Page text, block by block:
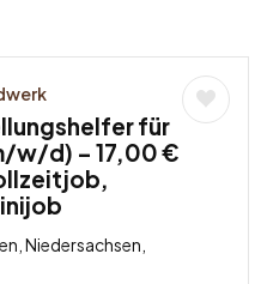
für
w/d) – 17,00 €
Niedersachsen,